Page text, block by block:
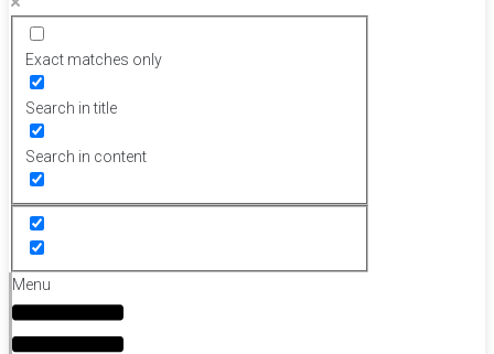
Exact matches only
Search in title
Search in content
Menu